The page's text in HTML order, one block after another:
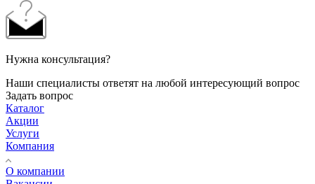
Нужна консультация?
Наши специалисты ответят на любой интересующий вопрос
Задать вопрос
Каталог
Акции
Услуги
Компания
О компании